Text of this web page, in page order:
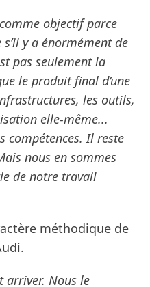
objectif parce
y a énormément de
pas seulement la
le produit final d’une
les outils,
elle-même...
compétences. Il reste
nous en sommes
de notre travail
méthodique de
arriver. Nous le